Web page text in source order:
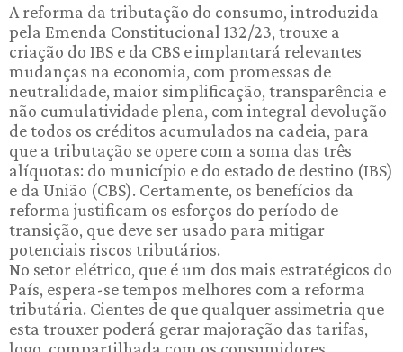
A reforma da tributação do consumo, introduzida
pela Emenda Constitucional 132/23, trouxe a
criação do IBS e da CBS e implantará relevantes
mudanças na economia, com promessas de
neutralidade, maior simplificação, transparência e
não cumulatividade plena, com integral devolução
de todos os créditos acumulados na cadeia, para
que a tributação se opere com a soma das três
alíquotas: do município e do estado de destino (IBS)
e da União (CBS). Certamente, os benefícios da
reforma justificam os esforços do período de
transição, que deve ser usado para mitigar
potenciais riscos tributários.
No setor elétrico, que é um dos mais estratégicos do
País, espera-se tempos melhores com a reforma
tributária. Cientes de que qualquer assimetria que
esta trouxer poderá gerar majoração das tarifas,